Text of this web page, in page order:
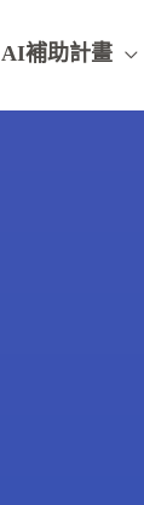
AI補助計畫